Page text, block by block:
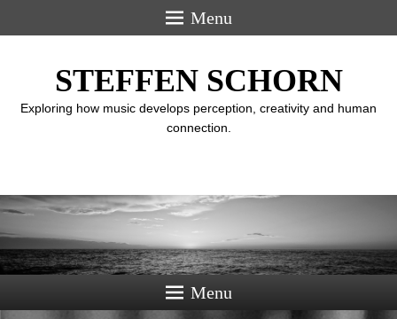
Menu
STEFFEN SCHORN
Exploring how music develops perception, creativity and human
connection.
Menu